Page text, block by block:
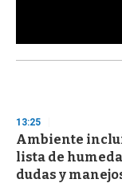
s
d
s
o
f
3
13:25
Ambiente
lista de
dudas y